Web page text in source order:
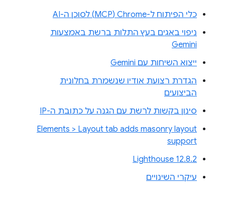
כלי הפיתוח ל-Chrome‏ (MCP) לסוכן ה-AI
ניפוי באגים בעץ התלות ברשת באמצעות
Gemini
ייצוא השיחות עם Gemini
הגדרת רצועת אודיו שנשמרת בחלונית
הביצועים
סינון בקשות לרשת עם הגנה על כתובת ה-IP
Elements > Layout tab adds masonry layout
support
Lighthouse 12.8.2
עיקרי השינויים